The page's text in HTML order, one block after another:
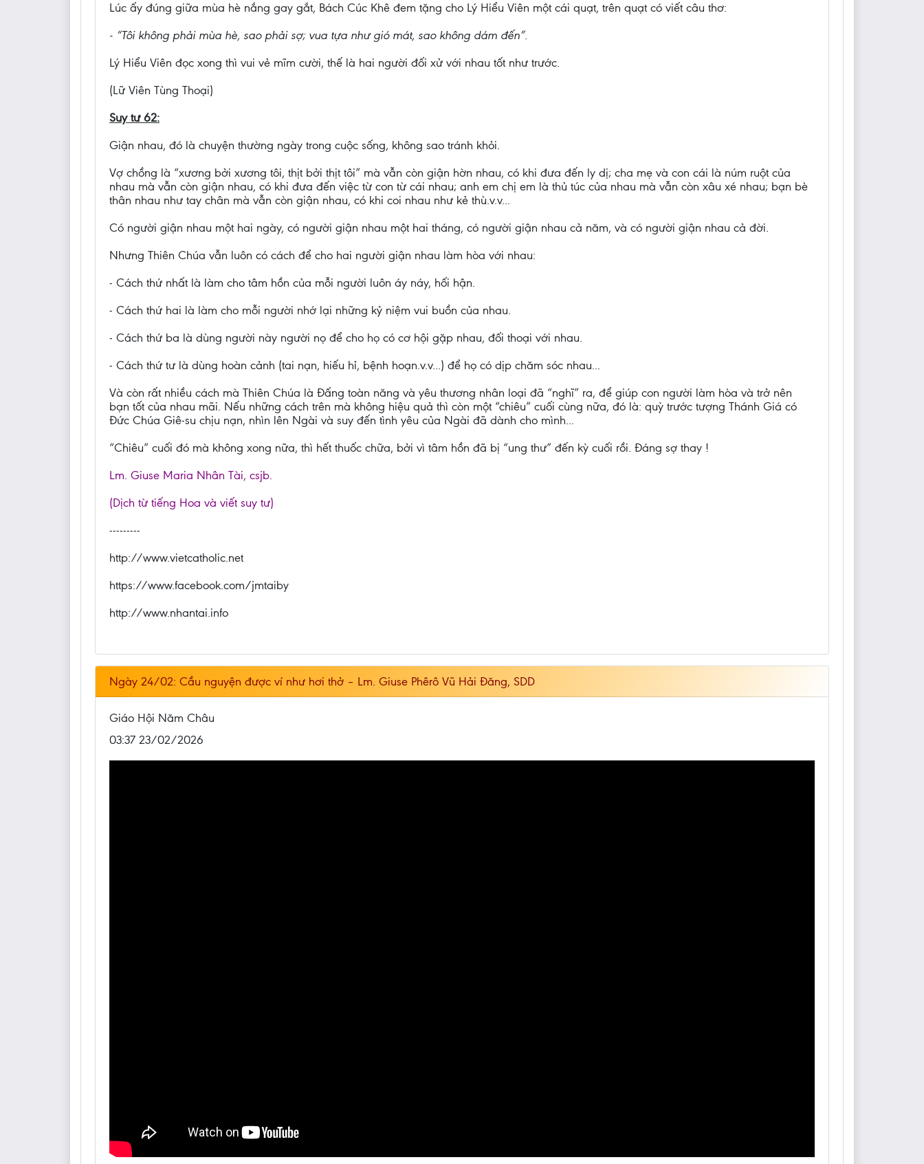
Lúc ấy đúng giữa mùa hè nắng gay gắt, Bách Cúc Khê đem tặng cho Lý Hiểu Viên một cái quạt, trên quạt có viết câu thơ:
- “Tôi không phải mùa hè, sao phải sợ; vua tựa như gió mát, sao không dám đến”.
Lý Hiểu Viên đọc xong thì vui vẻ mĩm cười, thế là hai người đối xử với nhau tốt như trước.
(Lữ Viên Tùng Thoại)
Suy tư 62:
Giận nhau, đó là chuyện thường ngày trong cuộc sống, không sao tránh khỏi.
Vợ chồng là “xương bởi xương tôi, thịt bởi thịt tôi” mà vẫn còn giận hờn nhau, có khi đưa đến ly dị; cha mẹ và con cái là núm ruột của
nhau mà vẫn còn giận nhau, có khi đưa đến việc từ con từ cái nhau; anh em chị em là thủ túc của nhau mà vẫn còn xâu xé nhau; bạn bè
thân nhau như tay chân mà vẫn còn giận nhau, có khi coi nhau như kẻ thù.v.v...
Có người giận nhau một hai ngày, có người giận nhau một hai tháng, có người giận nhau cả năm, và có người giận nhau cả đời.
Nhưng Thiên Chúa vẫn luôn có cách để cho hai người giận nhau làm hòa với nhau:
- Cách thứ nhất là làm cho tâm hồn của mỗi người luôn áy náy, hối hận.
- Cách thứ hai là làm cho mỗi người nhớ lại những kỷ niệm vui buồn của nhau.
- Cách thứ ba là dùng người này người nọ để cho họ có cơ hội gặp nhau, đối thoại với nhau.
- Cách thứ tư là dùng hoàn cảnh (tai nạn, hiếu hỉ, bệnh hoạn.v.v...) để họ có dịp chăm sóc nhau...
Và còn rất nhiều cách mà Thiên Chúa là Đấng toàn năng và yêu thương nhân loại đã “nghĩ” ra, để giúp con người làm hòa và trở nên
bạn tốt của nhau mãi. Nếu những cách trên mà không hiệu quả thì còn một “chiêu” cuối cùng nữa, đó là: quỳ trước tượng Thánh Giá có
Đức Chúa Giê-su chịu nạn, nhìn lên Ngài và suy đến tình yêu của Ngài đã dành cho mình...
“Chiêu” cuối đó mà không xong nữa, thì hết thuốc chữa, bởi vì tâm hồn đã bị “ung thư” đến kỳ cuối rồi. Đáng sợ thay !
Lm. Giuse Maria Nhân Tài, csjb.
(Dịch từ tiếng Hoa và viết suy tư)
---------
http://www.vietcatholic.net
https://www.facebook.com/jmtaiby
http://www.nhantai.info
Ngày 24/02: Cầu nguyện được ví như hơi thở – Lm. Giuse Phêrô Vũ Hải Đăng, SDD
Giáo Hội Năm Châu
03:37 23/02/2026